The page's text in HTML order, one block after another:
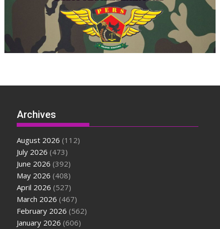
Archives
August 2026 (112)
July 2026 (473)
June 2026 (392)
May 2026 (408)
April 2026 (527)
March 2026 (467)
February 2026 (562)
January 2026 (606)